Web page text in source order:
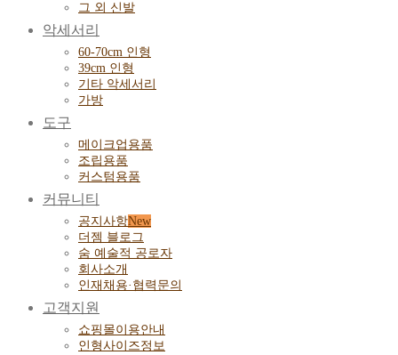
그 외 신발
악세서리
60-70cm 인형
39cm 인형
기타 악세서리
가방
도구
메이크업용품
조립용품
커스텀용품
커뮤니티
공지사항
더젬 블로그
숨 예술적 공로자
회사소개
인재채용·협력문의
고객지원
쇼핑몰이용안내
인형사이즈정보